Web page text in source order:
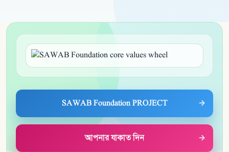
SAWAB Foundation PROJECT
আপনার যাকাত দিন